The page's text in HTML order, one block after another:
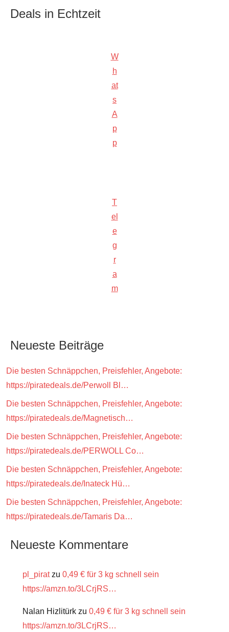
Deals in Echtzeit
W
h
at
s
A
p
p
T
el
e
g
r
a
m
Neueste Beiträge
Die besten Schnäppchen, Preisfehler, Angebote:
https://piratedeals.de/Perwoll Bl…
Die besten Schnäppchen, Preisfehler, Angebote:
https://piratedeals.de/Magnetisch…
Die besten Schnäppchen, Preisfehler, Angebote:
https://piratedeals.de/PERWOLL Co…
Die besten Schnäppchen, Preisfehler, Angebote:
https://piratedeals.de/Inateck Hü…
Die besten Schnäppchen, Preisfehler, Angebote:
https://piratedeals.de/Tamaris Da…
Neueste Kommentare
pl_piratzu 0,49 € für 3 kg schnell sein
https://amzn.to/3LCrjRS…
Nalan Hizlitürk zu 0,49 € für 3 kg schnell sein
https://amzn.to/3LCrjRS…